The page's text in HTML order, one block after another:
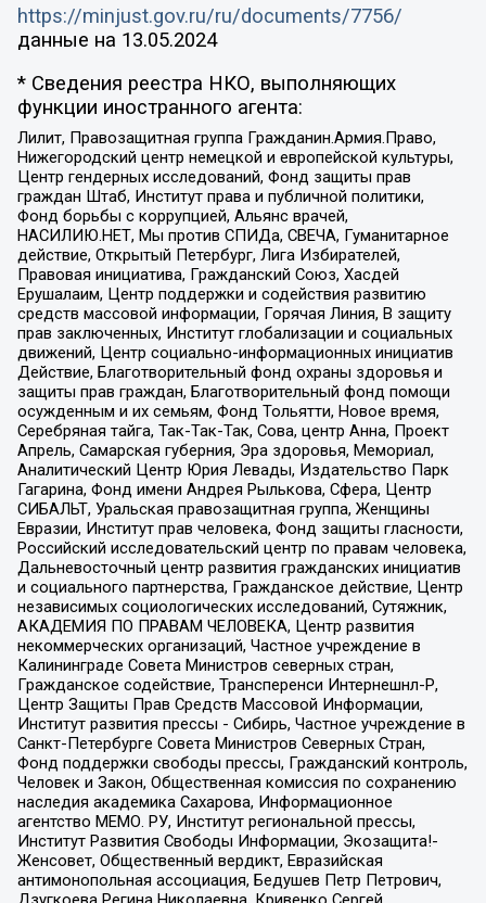
https://minjust.gov.ru/ru/documents/7756/
данные на 13.05.2024
* Сведения реестра НКО, выполняющих
функции иностранного агента:
Лилит, Правозащитная группа Гражданин.Армия.Право,
Нижегородский центр немецкой и европейской культуры,
Центр гендерных исследований, Фонд защиты прав
граждан Штаб, Институт права и публичной политики,
Фонд борьбы с коррупцией, Альянс врачей,
НАСИЛИЮ.НЕТ, Мы против СПИДа, СВЕЧА, Гуманитарное
действие, Открытый Петербург, Лига Избирателей,
Правовая инициатива, Гражданский Союз, Хасдей
Ерушалаим, Центр поддержки и содействия развитию
средств массовой информации, Горячая Линия, В защиту
прав заключенных, Институт глобализации и социальных
движений, Центр социально-информационных инициатив
Действие, Благотворительный фонд охраны здоровья и
защиты прав граждан, Благотворительный фонд помощи
осужденным и их семьям, Фонд Тольятти, Новое время,
Серебряная тайга, Так-Так-Так, Сова, центр Анна, Проект
Апрель, Самарская губерния, Эра здоровья, Мемориал,
Аналитический Центр Юрия Левады, Издательство Парк
Гагарина, Фонд имени Андрея Рылькова, Сфера, Центр
СИБАЛЬТ, Уральская правозащитная группа, Женщины
Евразии, Институт прав человека, Фонд защиты гласности,
Российский исследовательский центр по правам человека,
Дальневосточный центр развития гражданских инициатив
и социального партнерства, Гражданское действие, Центр
независимых социологических исследований, Сутяжник,
АКАДЕМИЯ ПО ПРАВАМ ЧЕЛОВЕКА, Центр развития
некоммерческих организаций, Частное учреждение в
Калининграде Совета Министров северных стран,
Гражданское содействие, Трансперенси Интернешнл-Р,
Центр Защиты Прав Средств Массовой Информации,
Институт развития прессы - Сибирь, Частное учреждение в
Санкт-Петербурге Совета Министров Северных Стран,
Фонд поддержки свободы прессы, Гражданский контроль,
Человек и Закон, Общественная комиссия по сохранению
наследия академика Сахарова, Информационное
агентство МЕМО. РУ, Институт региональной прессы,
Институт Развития Свободы Информации, Экозащита!-
Женсовет, Общественный вердикт, Евразийская
антимонопольная ассоциация, Бедушев Петр Петрович,